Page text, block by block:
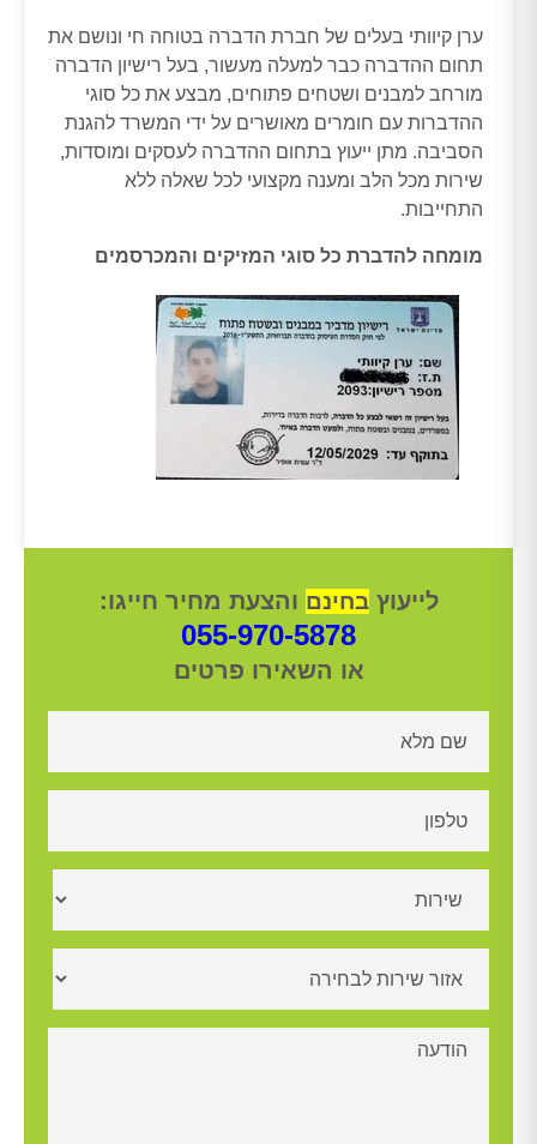
ערן קיוותי בעלים של חברת הדברה בטוחה חי ונושם את
תחום ההדברה כבר למעלה מעשור, בעל רישיון הדברה
מורחב למבנים ושטחים פתוחים, מבצע את כל סוגי
ההדברות עם חומרים מאושרים על ידי המשרד להגנת
הסביבה. מתן ייעוץ בתחום ההדברה לעסקים ומוסדות,
שירות מכל הלב ומענה מקצועי לכל שאלה ללא
התחייבות.
מומחה להדברת כל סוגי המזיקים והמכרסמים
לייעוץבחינם והצעת מחיר חייגו:
055-970-5878
או השאירו פרטים